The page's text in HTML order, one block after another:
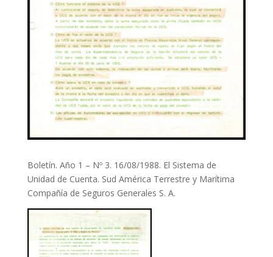
Boletín. Año 1 – Nº 3. 16/08/1988. El Sistema de
Unidad de Cuenta. Sud América Terrestre y Marítima
Compañía de Seguros Generales S. A.